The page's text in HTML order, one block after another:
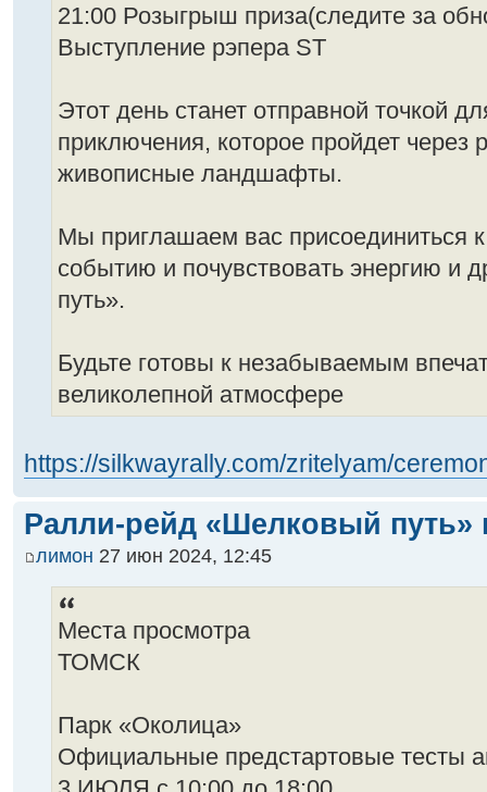
21:00 Розыгрыш приза(следите за
Выступление рэпера ST
Этот день станет отправной точкой
приключения, которое пройдет через
живописные ландшафты.
Мы приглашаем вас присоединиться
событию и почувствовать энергию и
путь».
Будьте готовы к незабываемым
великолепной атмосфере
https://silkwayrally.com/zritelyam/
Ралли-рейд «Шелковый путь»
лимон 27 июн 2024, 12:45
Места просмотра
ТОМСК
Парк «Околица»
Официальные предстартовые тесты